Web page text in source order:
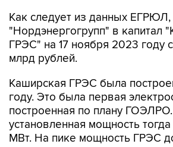
Как следует из данных ЕГРЮЛ,
"Нордэнергогрупп" в капитал
ГРЭС" на 17 ноября 2023 году
млрд рублей.
Каширская ГРЭС была
году. Это была первая
построенная по плану
установленная мощность тогда
МВт. На пике мощность ГРЭС